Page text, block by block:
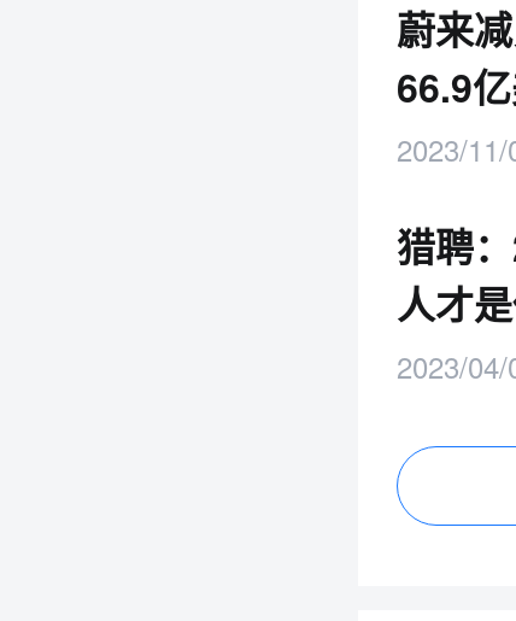
蔚来
66.9
2023/11/
猎聘
人才
2023/04/